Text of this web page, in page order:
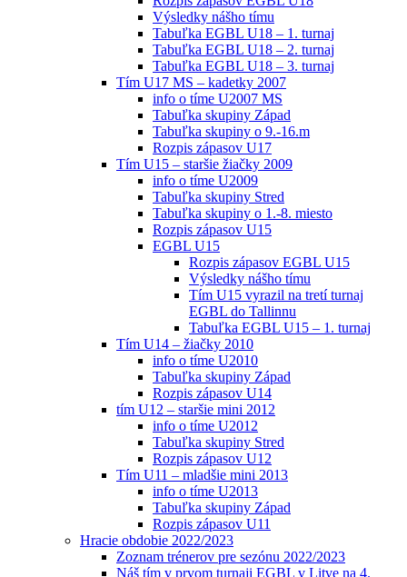
Výsledky nášho tímu
Tabuľka EGBL U18 – 1. turnaj
Tabuľka EGBL U18 – 2. turnaj
Tabuľka EGBL U18 – 3. turnaj
Tím U17 MS – kadetky 2007
info o tíme U2007 MS
Tabuľka skupiny Západ
Tabuľka skupiny o 9.-16.m
Rozpis zápasov U17
Tím U15 – staršie žiačky 2009
info o tíme U2009
Tabuľka skupiny Stred
Tabuľka skupiny o 1.-8. miesto
Rozpis zápasov U15
EGBL U15
Rozpis zápasov EGBL U15
Výsledky nášho tímu
Tím U15 vyrazil na tretí turnaj
EGBL do Tallinnu
Tabuľka EGBL U15 – 1. turnaj
Tím U14 – žiačky 2010
info o tíme U2010
Tabuľka skupiny Západ
Rozpis zápasov U14
tím U12 – staršie mini 2012
info o tíme U2012
Tabuľka skupiny Stred
Rozpis zápasov U12
Tím U11 – mladšie mini 2013
info o tíme U2013
Tabuľka skupiny Západ
Rozpis zápasov U11
Hracie obdobie 2022/2023
Zoznam trénerov pre sezónu 2022/2023
Náš tím v prvom turnaji EGBL v Litve na 4.